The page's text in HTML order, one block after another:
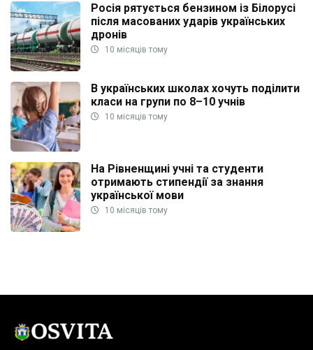
Росія рятується бензином із Білорусі
після масованих ударів українських
дронів
10 місяців тому
В українських школах хочуть поділити
класи на групи по 8–10 учнів
10 місяців тому
На Рівненщині учні та студенти
отримають стипендії за знання
української мови
10 місяців тому